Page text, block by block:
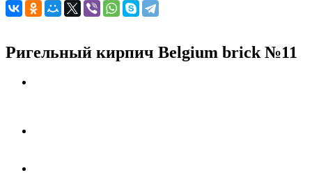
Ригельный кирпич Belgium brick №11